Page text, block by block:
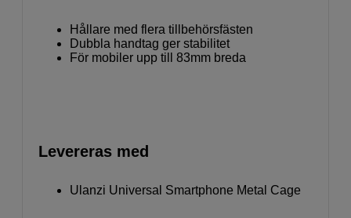
Hållare med flera tillbehörsfästen
Dubbla handtag ger stabilitet
För mobiler upp till 83mm breda
Levereras med
Ulanzi Universal Smartphone Metal Cage